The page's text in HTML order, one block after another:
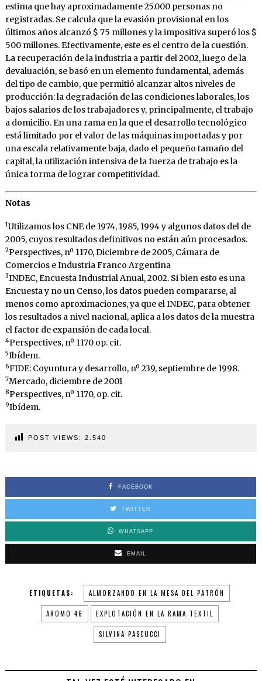
estima que hay aproximadamente 25.000 personas no
registradas. Se calcula que la evasión provisional en los
últimos años alcanzó $ 75 millones y la impositiva superó los $
500 millones. Efectivamente, este es el centro de la cuestión.
La recuperación de la industria a partir del 2002, luego de la
devaluación, se basó en un elemento fundamental, además
del tipo de cambio, que permitió alcanzar altos niveles de
producción: la degradación de las condiciones laborales, los
bajos salarios de los trabajadores y, principalmente, el trabajo
a domicilio. En una rama en la que el desarrollo tecnológico
está limitado por el valor de las máquinas importadas y por
una escala relativamente baja, dado el pequeño tamaño del
capital, la utilización intensiva de la fuerza de trabajo es la
única forma de lograr competitividad.
Notas
1Utilizamos los CNE de 1974, 1985, 1994 y algunos datos del de
2005, cuyos resultados definitivos no están aún procesados.
2Perspectives, nº 1170, Diciembre de 2005, Cámara de
Comercios e Industria Franco Argentina
3INDEC, Encuesta Industrial Anual, 2002. Si bien esto es una
Encuesta y no un Censo, los datos pueden compararse, al
menos como aproximaciones, ya que el INDEC, para obtener
los resultados a nivel nacional, aplica a los datos de la muestra
el factor de expansión de cada local.
4Perspectives, nº 1170 op. cit.
5Ibídem.
6FIDE: Coyuntura y desarrollo, nº 239, septiembre de 1998.
7Mercado, diciembre de 2001
8Perspectives, nº 1170, op. cit.
9Ibídem.
POST VIEWS: 2.540
FACEBOOK
TWITTER
WHATSAPP
EMAIL
ETIQUETAS: ALMORZANDO EN LA MESA DEL PATRÓN
AROMO 46 EXPLOTACIÓN EN LA RAMA TEXTIL
SILVINA PASCUCCI